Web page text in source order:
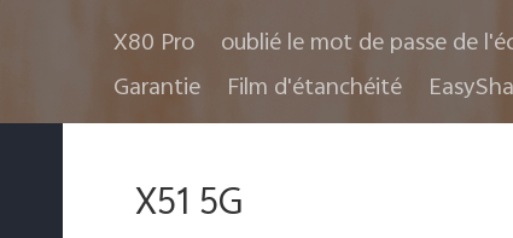
X80 Pro
oublié le mot de passe de
Garantie
Film d'étanchéité
X51 5G